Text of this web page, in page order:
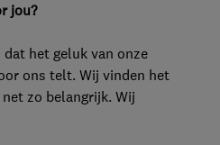
jou?
het geluk van onze
ons telt. Wij vinden het
zo belangrijk. Wij